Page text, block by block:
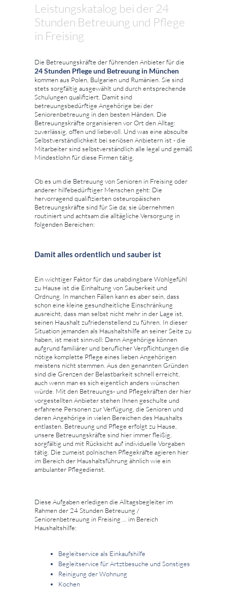
Leistungskatalog bei der 24
Stunden Betreuung und Pflege
in Freising
Die Betreuungskräfte der führenden Anbieter für die
24 Stunden Pflege und Betreuung in München
kommen aus Polen, Bulgarien und Rumänien. Sie sind
stets sorgfältig ausgewählt und durch entsprechende
Schulungen qualifiziert. Damit sind
betreuungsbedürftige Angehörige bei der
Seniorenbetreuung in den besten Händen. Die
Betreuungskräfte organisieren vor Ort den Alltag:
zuverlässig, offen und liebevoll. Und was eine absoulte
Selbstverständlichkeit bei seriösen Anbietern ist - die
Mitarbeiter sind selbstverständlich alle legal und gemäß
Mindestlohn für diese Firmen tätig.
Ob es um die Betreuung von Senioren in Freising oder
anderer hilfebedürftiger Menschen geht: Die
hervorragend qualifizierten osteuropäischen
Betreuungskräfte sind für Sie da; sie übernehmen
routiniert und achtsam die alltägliche Versorgung in
folgenden Bereichen:
Damit alles ordentlich und sauber ist
Ein wichtiger Faktor für das unabdingbare Wohlgefühl
zu Hause ist die Einhaltung von Sauberkeit und
Ordnung. In manchen Fällen kann es aber sein, dass
schon eine kleine gesundheitliche Einschränkung
ausreicht, dass man selbst nicht mehr in der Lage ist,
seinen Haushalt zufriedenstellend zu führen. In dieser
Situation jemanden als Haushaltshilfe an seiner Seite zu
haben, ist meist sinnvoll: Denn Angehörige können
aufgrund familiärer und beruflicher Verpflichtungen die
nötige komplette Pflege eines lieben Angehörigen
meistens nicht stemmen. Aus den genannten Gründen
sind die Grenzen der Belastbarkeit schnell erreicht,
auch wenn man es sich eigentlich anders wünschen
würde. Mit den Betreuungs- und Pflegekräften der hier
vorgestellten Anbieterstehen Ihnen geschulte und
erfahrene Personen zur Verfügung, die Senioren und
deren Angehörige in vielen Bereichen des Haushalts
entlasten. Betreuung und Pflege erfolgt zu Hause,
unsere Betreuungskräfte sind hier immer fleißig,
sorgfältig und mit Rücksicht auf individuelle Vorgaben
tätig. Die zumeist polnischen Pflegekräfte agieren hier
im Bereich der Haushaltsführung ähnlich wie ein
ambulanter Pflegedienst.
Diese Aufgaben erledigen die Alltagsbegleiter im
Rahmen der 24 Stunden Betreuung /
Seniorenbetreuung in Freising ... im Bereich
Haushaltshilfe:
Begleitservice als Einkaufshilfe
Begleitservice für Artztbesuche und Sonstiges
Reinigung der Wohnung
Kochen